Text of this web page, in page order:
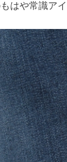
はや常識ア